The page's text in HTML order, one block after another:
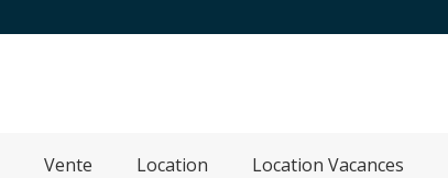
Vente Location Location Vacances